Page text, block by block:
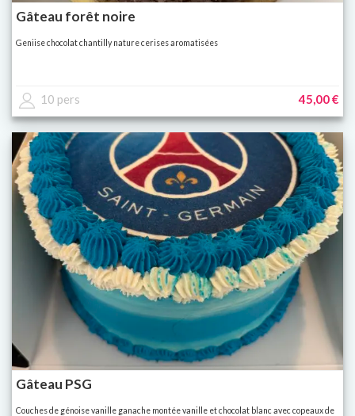
Gâteau forêt noire
Geniise chocolat chantilly nature cerises aromatisées
10 pers 45,00 €
Gâteau PSG
Couches de génoise vanille ganache montée vanille et chocolat blanc avec copeaux de